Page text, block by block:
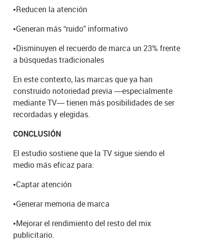
•Reducen la atención
•Generan más “ruido” informativo
•Disminuyen el recuerdo de marca un 23% frente
a búsquedas tradicionales
En este contexto, las marcas que ya han
construido notoriedad previa —especialmente
mediante TV— tienen más posibilidades de ser
recordadas y elegidas.
CONCLUSIÓN
El estudio sostiene que la TV sigue siendo el
medio más eficaz para:
•Captar atención
•Generar memoria de marca
•Mejorar el rendimiento del resto del mix
publicitario.